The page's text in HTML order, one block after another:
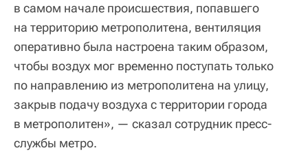
в самом начале происшествия, попавшего
на территорию метрополитена, вентиляция
оперативно была настроена таким образом,
чтобы воздух мог временно поступать только
по направлению из метрополитена на улицу,
закрыв подачу воздуха с территории города
в метрополитен», — сказал сотрудник пресс-
службы метро.